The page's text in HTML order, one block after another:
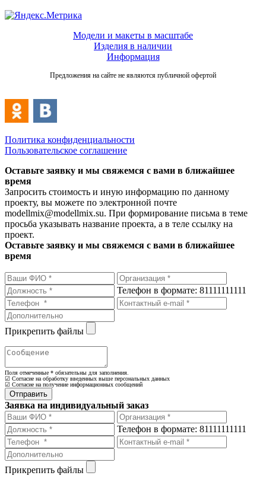
Модели и макеты в масштабе
Изделия в наличии
Информация
Предложения на сайте не являются публичной офертой
Политика конфиденциальности
Пользовательское соглашение
Оставьте заявку и мы свяжемся с вами в ближайшее
время
Запросить стоимость и иную информацию по данному
проекту, вы можете по электронной почте
modellmix@modellmix.su. При формирование письма в теме
просьба указывать название проекта, а в теле ссылку на
проект.
Оставьте заявку и мы свяжемся с вами в ближайшее
время
Телефон в формате: 81111111111
Прикрепить файлы
Поля отмеченные * обязательны для заполнения.
☑ Согласие на обработку введенных выше персональных данных
☑ Согласие на получение информационных сообщений
Заявка на индивидуальный заказ
Телефон в формате: 81111111111
Прикрепить файлы